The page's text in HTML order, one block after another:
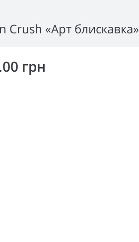
«Арт блискавка»
грн